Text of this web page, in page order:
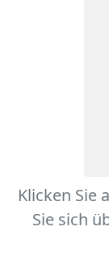
Klicken Sie
Sie sich